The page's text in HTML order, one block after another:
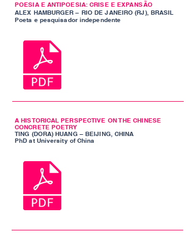
POESIA E ANTIPOESIA: CRISE E EXPANSÃO
ALEX HAMBURGER – RIO DE JANEIRO (RJ), BRASIL
Poeta e pesquisador independente
A HISTORICAL PERSPECTIVE ON THE CHINESE
CONCRETE POETRY
TING (DORA) HUANG – BEIJING, CHINA
PhD at University of China